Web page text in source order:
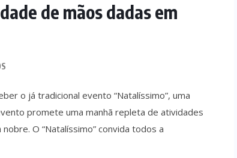
de mãos dadas em
o já tradicional evento “Natalíssimo”, uma
promete uma manhã repleta de atividades
O “Natalíssimo” convida todos a